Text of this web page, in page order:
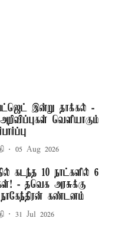
இன்று தாக்கல் -
வெளியாகும்
05 Aug 2026
கடந்த 10 நாட்களில் 6
- தவெக அரசுக்கு
நாகேந்திரன் கண்டனம்
31 Jul 2026